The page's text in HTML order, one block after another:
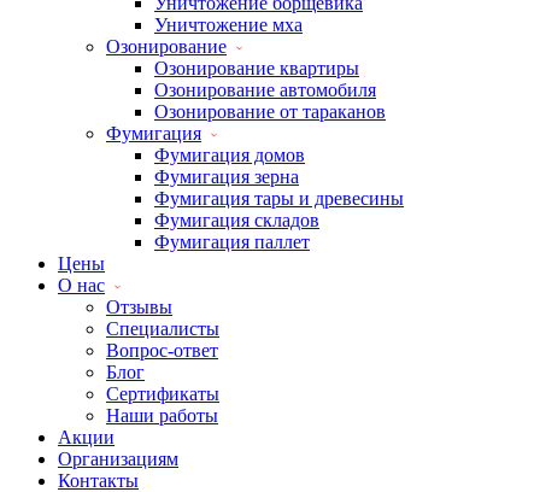
Уничтожение мха
Озонирование
Озонирование квартиры
Озонирование автомобиля
Озонирование от тараканов
Фумигация
Фумигация домов
Фумигация зерна
Фумигация тары и древесины
Фумигация складов
Фумигация паллет
Цены
О нас
Отзывы
Специалисты
Вопрос-ответ
Блог
Сертификаты
Наши работы
Акции
Организациям
Контакты